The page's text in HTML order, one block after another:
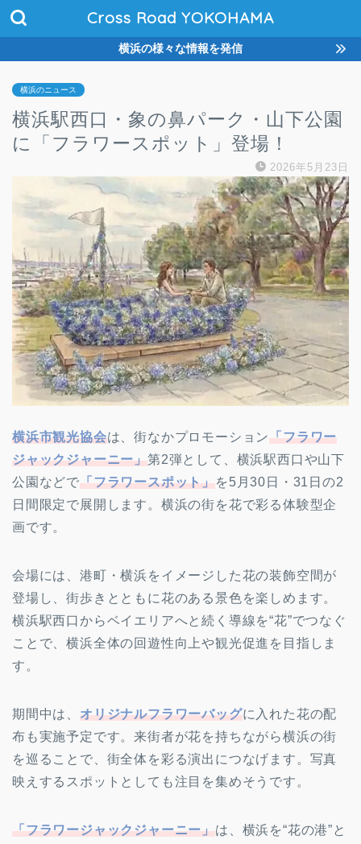
Cross Road YOKOHAMA
横浜の様々な情報を発信
横浜のニュース
横浜駅西口・象の鼻パーク・山下公園
に「フラワースポット」登場！
2026年5月23日
横浜市観光協会は、街なかプロモーション
「フラワー
ジャックジャーニー」第2弾として、横浜駅西口や山下
公園などで 「フラワースポット」
を5月30日・31日の2
日間限定で展開します。横浜の街を花で彩る体験型企
画です。
会場には、港町・横浜をイメージした花の装飾空間が
登場し、街歩きとともに花のある景色を楽しめます。
横浜駅西口からベイエリアへと続く導線を“花”でつなぐ
ことで、横浜全体の回遊性向上や観光促進を目指しま
す。
期間中は、 オリジナルフラワーバッグに入れた花の配
布も実施予定です。来街者が花を持ちながら横浜の街
を巡ることで、街全体を彩る演出につなげます。写真
映えするスポットとしても注目を集めそうです。
「フラワージャックジャーニー」 は、横浜を“花の港”と